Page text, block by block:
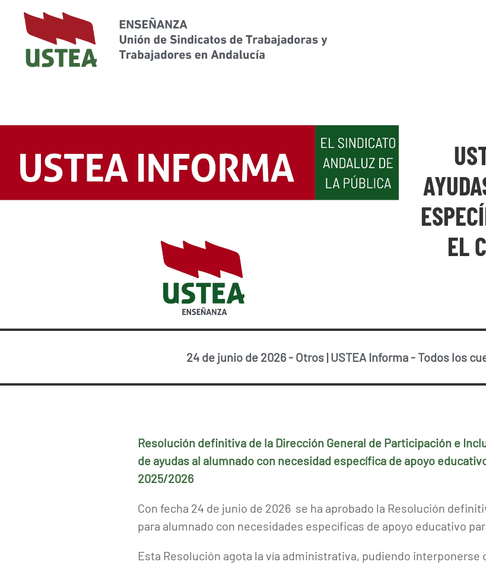
EL
24 de junio de 2026- Otros|USTEA Informa- Todos los
Resolución definitiva de la Dirección General de Participación e
de ayudas al alumnado con necesidad específica de apoyo
2025/2026
Con fecha 24 de junio de 2026 se ha aprobado la Resolución
para alumnado con necesidades específicas de apoyo educativo
Esta Resolución agota la vía administrativa, pudiendo interponerse